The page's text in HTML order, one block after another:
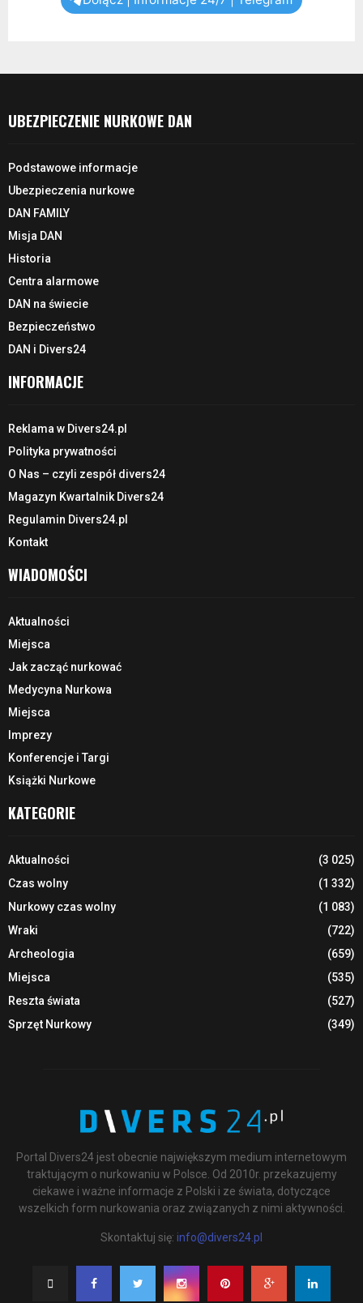
UBEZPIECZENIE NURKOWE DAN
Podstawowe informacje
Ubezpieczenia nurkowe
DAN FAMILY
Misja DAN
Historia
Centra alarmowe
DAN na świecie
Bezpieczeństwo
DAN i Divers24
INFORMACJE
Reklama w Divers24.pl
Polityka prywatności
O Nas – czyli zespół divers24
Magazyn Kwartalnik Divers24
Regulamin Divers24.pl
Kontakt
WIADOMOŚCI
Aktualności
Miejsca
Jak zacząć nurkować
Medycyna Nurkowa
Miejsca
Imprezy
Konferencje i Targi
Książki Nurkowe
KATEGORIE
Aktualności
(3 025)
Czas wolny
(1 332)
Nurkowy czas wolny
(1 083)
Wraki
(722)
Archeologia
(659)
Miejsca
(535)
Reszta świata
(527)
Sprzęt Nurkowy
(349)
Portal Divers24 jest obecnie największym medium internetowym
traktującym o nurkowaniu w Polsce. Od 2010r. przekazujemy
ciekawe i ważne informacje z Polski i ze świata, dotyczące
wszelkich form nurkowania oraz związanych z nimi aktywności.
Skontaktuj się: info@divers24.pl